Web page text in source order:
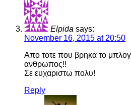
Elpida says:
November 16, 2015 at 20:50
Απο τοτε που βρηκα το
ανθρωπος!!
Σε ευχαριστω πολυ!
Reply